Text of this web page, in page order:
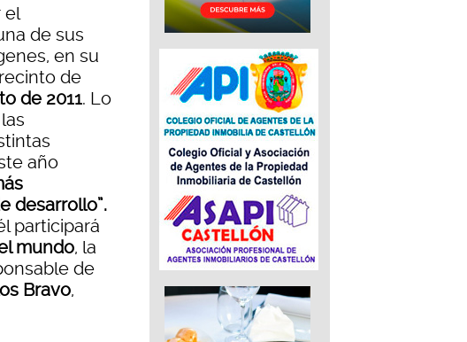
el
de sus
en su
de
de 2011. Lo
año
desarrollo”.
participará
mundo, la
de
Bravo,